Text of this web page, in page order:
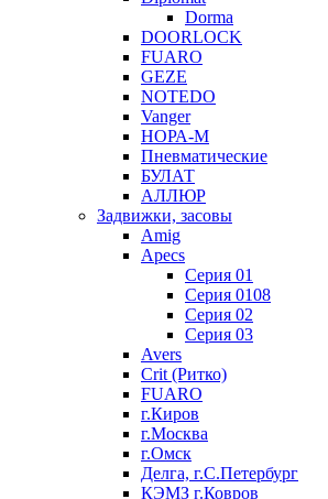
Dorma
DOORLOCK
FUARO
GEZE
NOTEDO
Vanger
НОРА-М
Пневматические
БУЛАТ
АЛЛЮР
Задвижки, засовы
Amig
Apecs
Серия 01
Серия 0108
Серия 02
Серия 03
Avers
Crit (Ритко)
FUARO
г.Киров
г.Москва
г.Омск
Делга, г.С.Петербург
КЭМЗ г.Ковров